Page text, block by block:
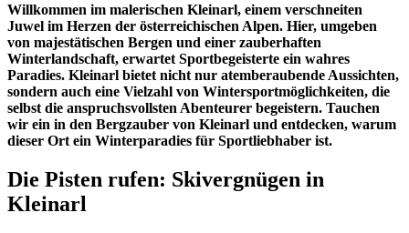
Willkommen im malerischen Kleinarl, einem verschneiten
Juwel im Herzen der österreichischen Alpen. Hier, umgeben
von majestätischen Bergen und einer zauberhaften
Winterlandschaft, erwartet Sportbegeisterte ein wahres
Paradies. Kleinarl bietet nicht nur atemberaubende Aussichten,
sondern auch eine Vielzahl von Wintersportmöglichkeiten, die
selbst die anspruchsvollsten Abenteurer begeistern. Tauchen
wir ein in den Bergzauber von Kleinarl und entdecken, warum
dieser Ort ein Winterparadies für Sportliebhaber ist.
Die Pisten rufen: Skivergnügen in
Kleinarl